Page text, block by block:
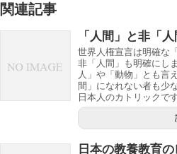
関連記事
「人間」と非「人
世界人権宣言は明確な
非「人間」も明確にし
人」や「動物」とも言
間」になれない者も少
日本人のカトリックです
日本の教養教育